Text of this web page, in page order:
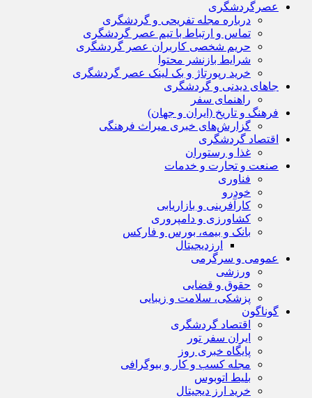
عصرگردشگری
درباره مجله تفریحی و گردشگری
تماس و ارتباط با تیم عصر گردشگری
حریم شخصی کاربران عصر گردشگری
شرایط بازنشر محتوا
خرید رپورتاژ و بک لینک عصر گردشگری
جاهای دیدنی و گردشگری
راهنمای سفر
فرهنگ و تاریخ (ایران و جهان)
گزارش‌های خبری میراث فرهنگی
اقتصاد گردشگری
غذا و رستوران
صنعت و تجارت و خدمات
فناوری
خودرو
کارآفرینی و بازاریابی
کشاورزی و دامپروری
بانک و بیمه، بورس و فارکس
ارزدیجیتال
عمومی و سرگرمی
ورزشی
حقوق و قضایی
پزشکی، سلامت و زیبایی
گوناگون
اقتصاد گردشگری
ایران سفر تور
پایگاه خبری روز
مجله کسب و کار و بیوگرافی
بلیط اتوبوس
خرید ارز دیجیتال